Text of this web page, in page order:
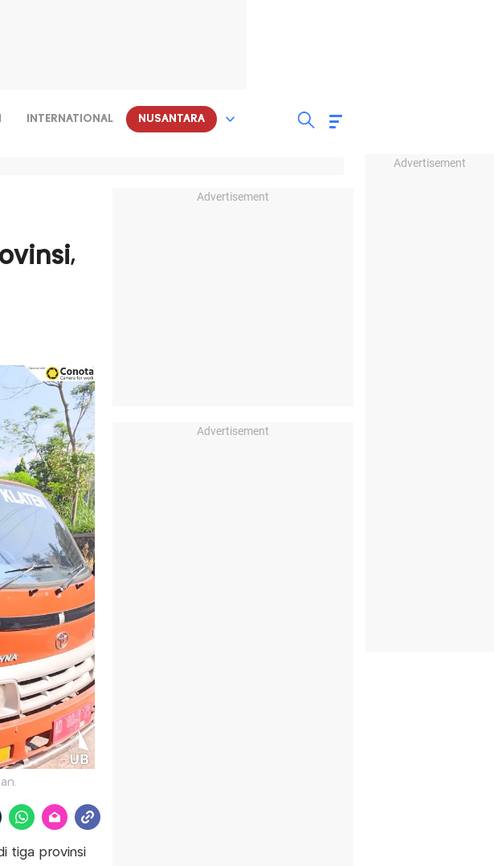
Advertisement
INTERNATIONAL NUSANTARA
tiga provinsi
Advertisement
Advertisement